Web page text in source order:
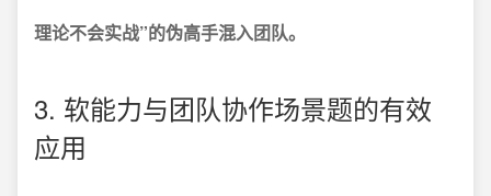
理论不会实战”的伪高手混入团队。
3. 软能力与团队协作场景题的有效
应用